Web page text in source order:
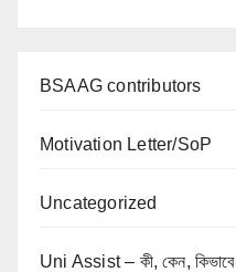
BSAAG contributors
Motivation Letter/SoP
Uncategorized
Uni Assist – কী, কেন, কিভাবে